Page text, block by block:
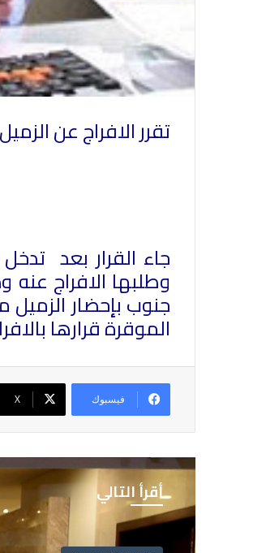
تقرر الافراج عن
جاء القرار بعد
وطلبها الافراج
جنوب بإحضار
الموقرة قرارها
فيسبوك X
أقرأ التالي